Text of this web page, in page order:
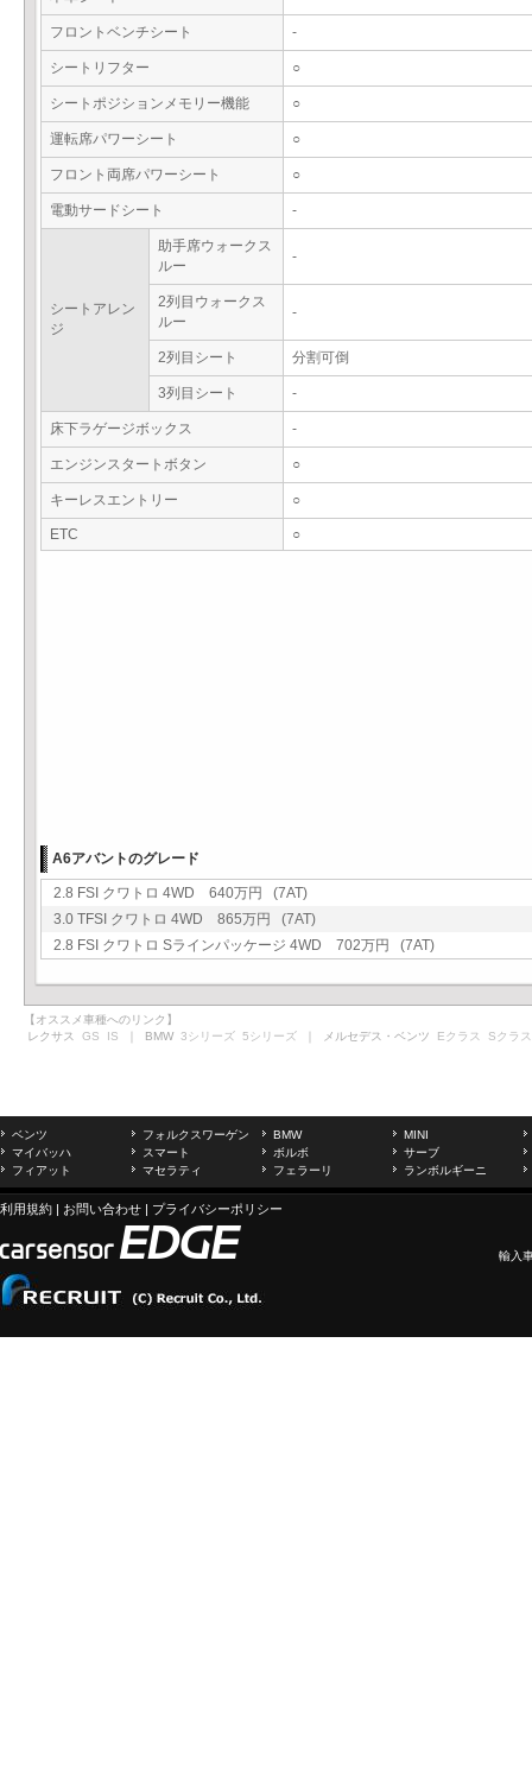
フロントベンチシート -
シートリフター ○
シートポジションメモリー機能 ○
運転席パワーシート ○
フロント両席パワーシート ○
電動サードシート -
シートアレン
ジ
助手席ウォークス
ルー
-
2列目ウォークス
ルー
-
2列目シート 分割可倒
3列目シート -
床下ラゲージボックス -
エンジンスタートボタン ○
キーレスエントリー ○
ETC ○
A6アバントのグレード
2.8 FSI クワトロ 4WD 640万円 (7AT)
3.0 TFSI クワトロ 4WD 865万円 (7AT)
2.8 FSI クワトロ Sラインパッケージ 4WD 702万円 (7AT)
【オススメ車種へのリンク】
レクサス GS IS ｜ BMW 3シリーズ 5シリーズ ｜ メルセデス・ベンツ Eクラス Sクラス
ベンツ フォルクスワーゲン BMW
MINI
マイバッハ
スマート ボルボ
サーブ
フィアット
マセラティ フェラーリ ランボルギーニ
利用規約 | お問い合わせ | プライバシーポリシー
輸入